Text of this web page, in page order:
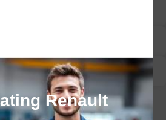
Renault
VOUS INTÉRESSER :